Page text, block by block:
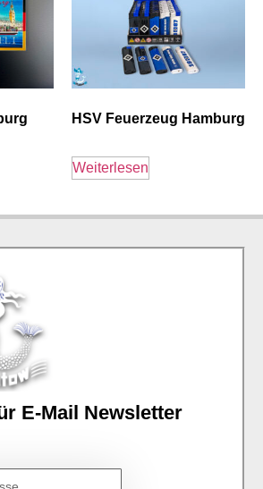
HSV Feuerzeug Hamburg
Weiterlesen
E-Mail Newsletter